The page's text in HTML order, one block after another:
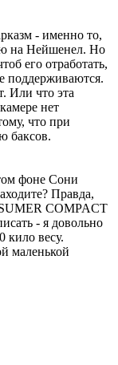
- именно то,
на Нейшенел. Но
его отработать,
поддерживаются.
Или что эта
нет
что при
баксов.
фоне Сони
Правда,
COMPACT
- я довольно
кило весу.
маленькой